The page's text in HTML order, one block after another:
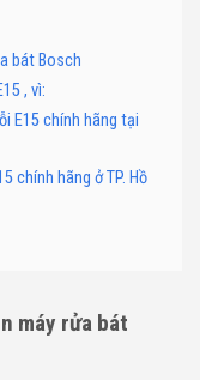
bát Bosch
, vì:
E15 chính hãng tại
chính hãng ở TP. Hồ
máy rửa bát